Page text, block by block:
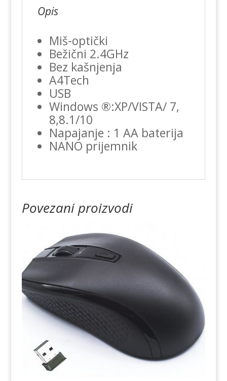
Opis
Miš-optički
Bežični 2.4GHz
Bez kašnjenja
A4Tech
USB
Windows ®:XP/VISTA/ 7,
8,8.1/10
Napajanje : 1 AA baterija
NANO prijemnik
Povezani proizvodi